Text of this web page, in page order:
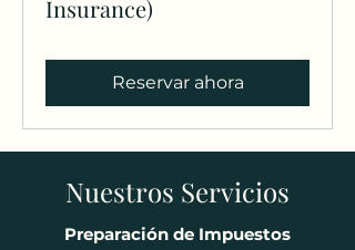
Insurance)
Reservar ahora
Nuestros Servicios
Preparación de Impuestos